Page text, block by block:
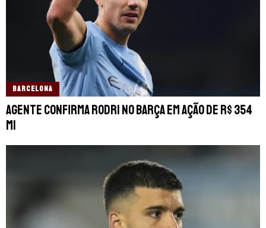
BARCELONA
Agente confirma Rodri no Barça em ação de R$ 354
mi